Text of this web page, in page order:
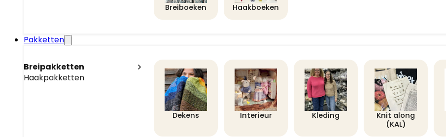
Breiboeken Haakboeken
Pakketten
Breipakketten
Haakpakketten
Dekens Interieur Kleding
Knit along
(KAL)